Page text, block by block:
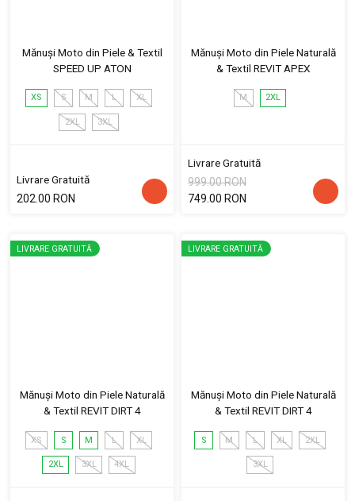
Mănuși Moto din Piele & Textil
SPEED UP ATON
XS S M L XL
2XL 3XL
Livrare Gratuită
202.00 RON
Mănuși Moto din Piele Naturală
& Textil REVIT APEX
M 2XL
Livrare Gratuită
999.00 RON
749.00 RON
LIVRARE GRATUITĂ
Mănuși Moto din Piele Naturală
& Textil REVIT DIRT 4
XS S M L XL
2XL 3XL 4XL
LIVRARE GRATUITĂ
Mănuși Moto din Piele Naturală
& Textil REVIT DIRT 4
S M L XL 2XL
3XL